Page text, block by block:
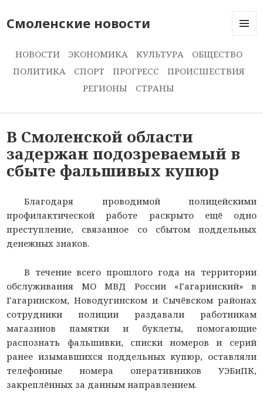
Смоленские новости
И
НОВОСТИ ЭКОНОМИКА КУЛЬТУРА
ОБЩЕСТВО
ПОЛИТИКА
СПОРТ ПРОГРЕСС
ПРОИСШЕСТВИЯ
РЕГИОНЫ
СТРАНЫ
В Смоленской области
задержан подозреваемый в
сбыте фальшивых купюр
Благодаря проводимой полицейскими
профилактической работе раскрыто ещё одно
преступление, связанное со сбытом поддельных
денежных знаков.
В течение всего прошлого года на территории
обслуживания МО МВД России «Гагаринский» в
Гагаринском, Новодугинском и Сычёвском районах
сотрудники полиции раздавали работникам
магазинов памятки и буклеты, помогающие
распознать фальшивки, списки номеров и серий
ранее изымавшихся поддельных купюр, оставляли
телефонные номера оперативников УЭБиПК,
закреплённых за данным направлением.